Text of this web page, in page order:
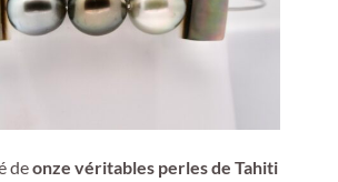
deonze véritables perles de Tahiti